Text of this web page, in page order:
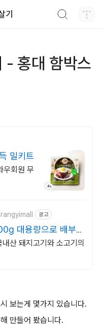
기
- 홍대 함박스
밀키트
우회원 무
광고
대용량으로 배부르
산 돼지고기와 소고기의
보는게 몇가지 있습니다.
만들어 봤습니다.